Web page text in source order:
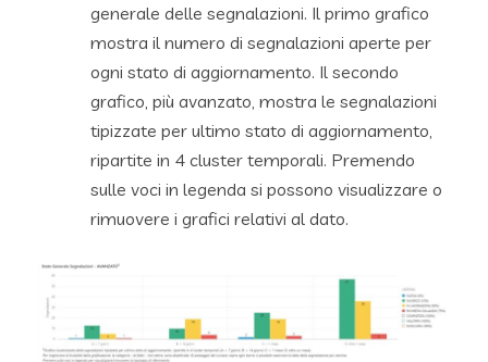
generale delle segnalazioni. Il primo grafico
mostra il numero di segnalazioni aperte per
ogni stato di aggiornamento. Il secondo
grafico, più avanzato, mostra le segnalazioni
tipizzate per ultimo stato di aggiornamento,
ripartite in 4 cluster temporali. Premendo
sulle voci in legenda si possono visualizzare o
rimuovere i grafici relativi al dato.